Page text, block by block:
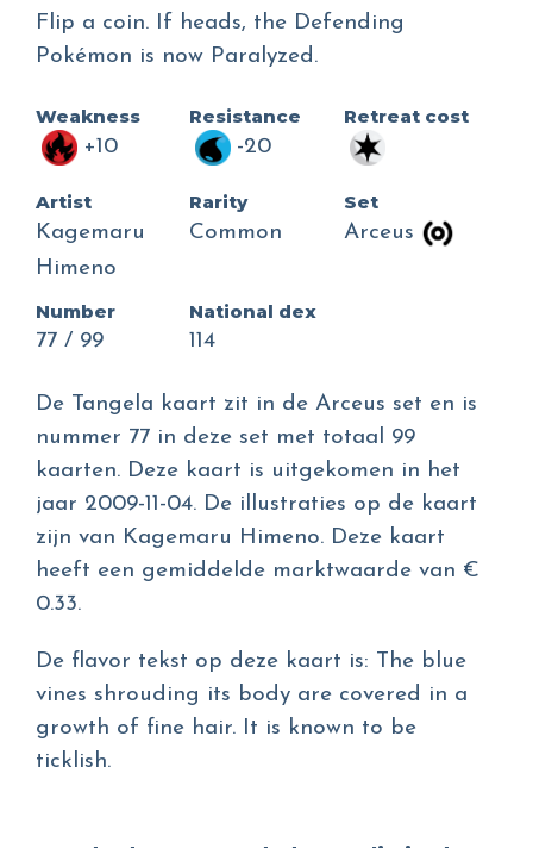
Flip a coin. If heads, the Defending
Pokémon is now Paralyzed.
Weakness
+10
Resistance
-20
Retreat cost
Artist
Kagemaru
Himeno
Rarity
Common
Set
Arceus
Number
77 / 99
National dex
114
De Tangela kaart zit in de Arceus set en is
nummer 77 in deze set met totaal 99
kaarten. Deze kaart is uitgekomen in het
jaar 2009-11-04. De illustraties op de kaart
zijn van Kagemaru Himeno. Deze kaart
heeft een gemiddelde marktwaarde van €
0.33.
De flavor tekst op deze kaart is: The blue
vines shrouding its body are covered in a
growth of fine hair. It is known to be
ticklish.